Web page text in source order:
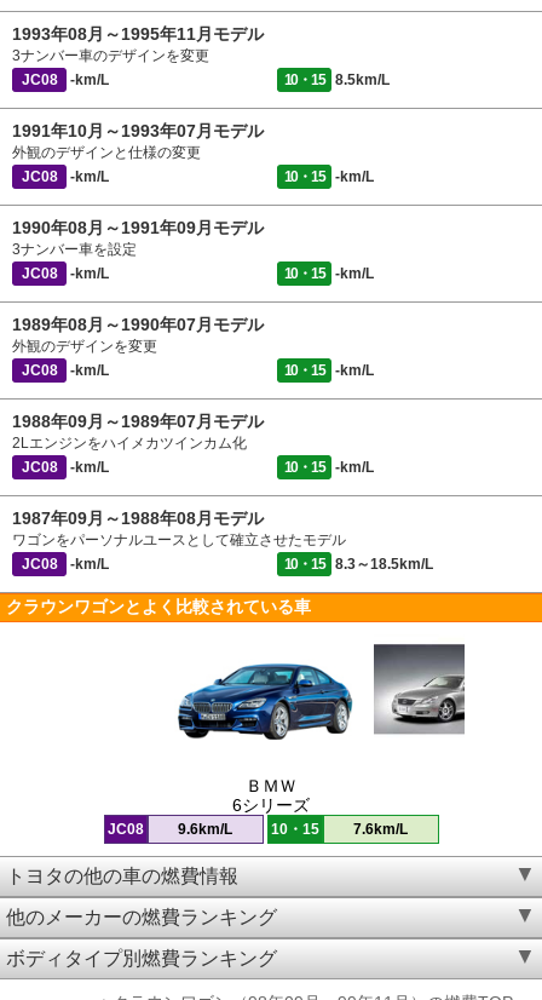
1993年08月～1995年11月モデル
3ナンバー車のデザインを変更
JC08
-km/L 10・15 8.5km/L
1991年10月～1993年07月モデル
外観のデザインと仕様の変更
JC08
-km/L 10・15 -km/L
1990年08月～1991年09月モデル
3ナンバー車を設定
JC08
-km/L 10・15 -km/L
1989年08月～1990年07月モデル
外観のデザインを変更
JC08
-km/L 10・15 -km/L
1988年09月～1989年07月モデル
2Lエンジンをハイメカツインカム化
JC08
-km/L 10・15 -km/L
1987年09月～1988年08月モデル
ワゴンをパーソナルユースとして確立させたモデル
JC08
-km/L 10・15 8.3～18.5km/L
クラウンワゴンとよく比較されている車
ＢＭＷ
6シリーズ
JC08 9.6km/L 10・15 7.6km/L
トヨタの他の車の燃費情報
他のメーカーの燃費ランキング
ボディタイプ別燃費ランキング